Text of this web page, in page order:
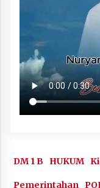
DM 1 B HUKUM
Pemerintahan